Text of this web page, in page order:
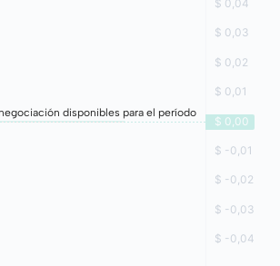
disponibles para el período